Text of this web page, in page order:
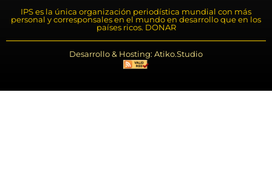
IPS es la única organización periodística mundial con más
personal y corresponsales en el mundo en desarrollo que en los
países ricos. DONAR
Desarrollo & Hosting: Atiko.Studio